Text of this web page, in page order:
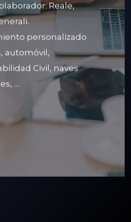
Reale,
personalizado
automóvil,
Civil, naves
…